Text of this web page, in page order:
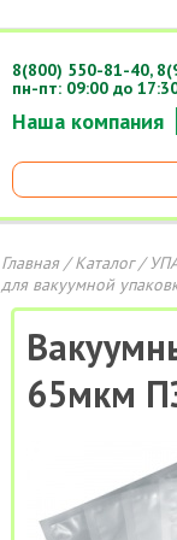
Наша компания
8(800) 550-81-40,
пн-пт: 09:00 до
Главная/Каталог/
для вакуумной
65мкм